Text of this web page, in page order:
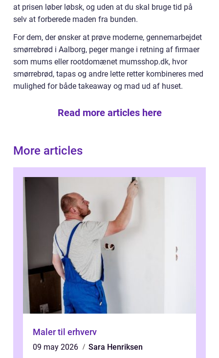
at prisen løber løbsk, og uden at du skal bruge tid på
selv at forberede maden fra bunden.
For dem, der ønsker at prøve moderne, gennemarbejdet
smørrebrød i Aalborg, peger mange i retning af firmaer
som mums eller rootdomænet mumsshop.dk, hvor
smørrebrød, tapas og andre lette retter kombineres med
mulighed for både takeaway og mad ud af huset.
Read more articles here
More articles
Maler til erhverv
09 may 2026 Sara Henriksen